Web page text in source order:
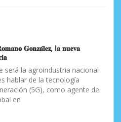
𝐆𝐨𝐧𝐳𝐚́𝐥𝐞𝐳, l𝐚 𝐧𝐮𝐞𝐯𝐚
será la agroindustria nacional
hablar de la tecnología
(5G), como agente de
en